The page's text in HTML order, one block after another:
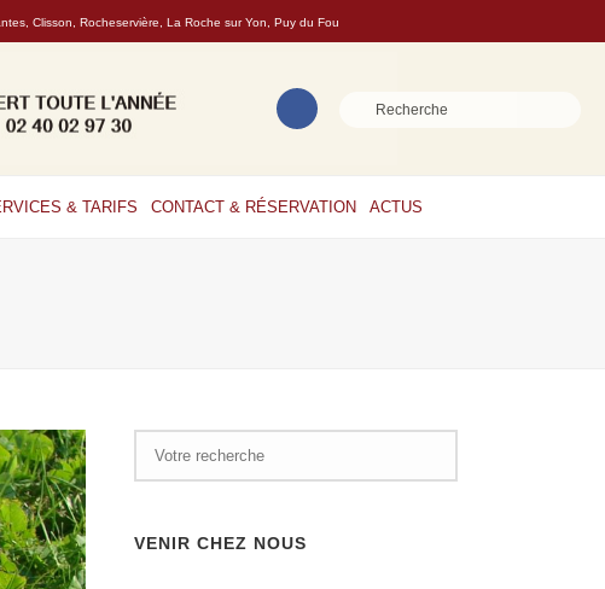
Clisson, Rocheservière, La Roche sur Yon, Puy du Fou
& TARIFS CONTACT & RÉSERVATION ACTUS
VENIR CHEZ NOUS